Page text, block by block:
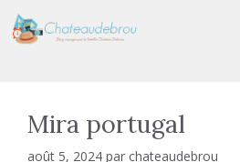
au
contenu
Mira portugal
août 5, 2024 par chateaudebrou